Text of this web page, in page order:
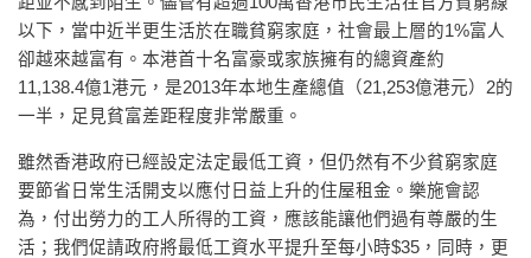
以下，當中近半更生活於在職貧窮家庭，社會最上層的1%富人
卻越來越富有。本港首十名富豪或家族擁有的總資產約
11,138.4億1港元，是2013年本地生產總值（21,253億港元）2的
一半，足見貧富差距程度非常嚴重。
雖然香港政府已經設定法定最低工資，但仍然有不少貧窮家庭
要節省日常生活開支以應付日益上升的住屋租金。樂施會認
為，付出勞力的工人所得的工資，應該能讓他們過有尊嚴的生
活；我們促請政府將最低工資水平提升至每小時$35，同時，更